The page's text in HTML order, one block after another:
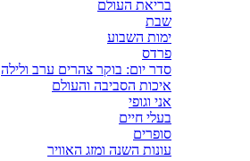
בריאת העולם
שבת
ימות השבוע
פרדס
סדר יום: בוקר צהרים ערב ולילה
איכות הסביבה והעולם
אני וגופי
בעלי חיים
סופרים
עונות השנה ומזג האוויר